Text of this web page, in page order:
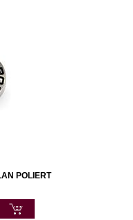
POLIERT